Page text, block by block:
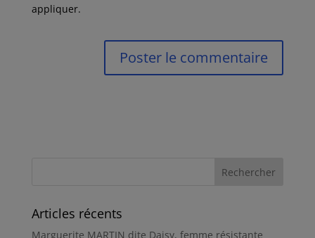
appliquer.
Articles récents
Marguerite MARTIN dite Daisy, femme résistante